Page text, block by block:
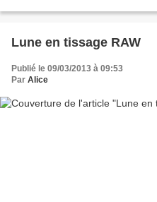
Lune en tissage RAW
Publié le 09/03/2013 à 09:53
Par Alice